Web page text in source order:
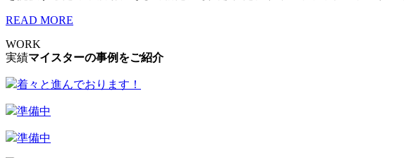
READ MORE
WORK
実績マイスターの事例をご紹介
着々と進んでおります！
準備中
準備中